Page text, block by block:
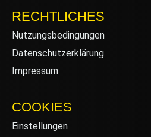
RECHTLICHES
Nutzungsbedingungen
Datenschutzerklärung
Impressum
COOKIES
Einstellungen